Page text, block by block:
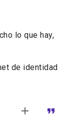
lo que hay,
de identidad